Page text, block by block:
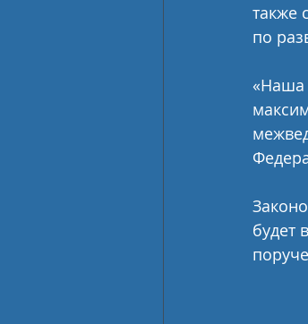
также
по
«Наша
будет